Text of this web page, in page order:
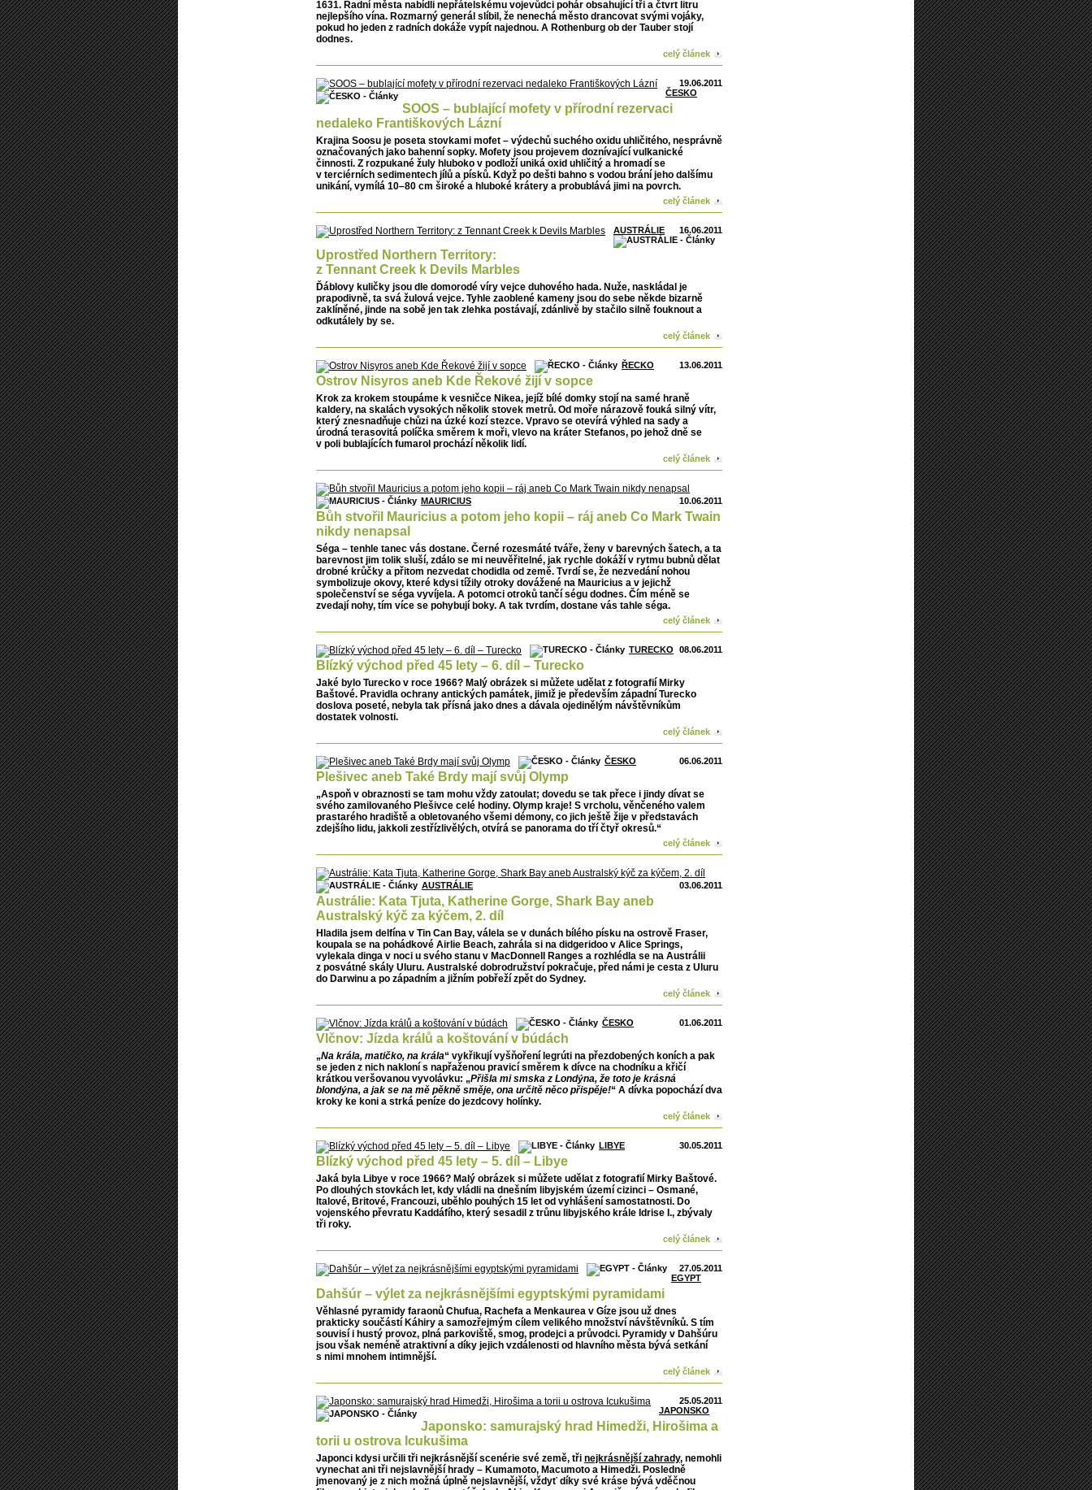
1631. Radní města nabídli nepřátelskému vojevůdci pohár obsahující tři a čtvrt litru
nejlepšího vína. Rozmarný generál slíbil, že nenechá město drancovat svými vojáky,
pokud ho jeden z radních dokáže vypít najednou. A Rothenburg ob der Tauber stojí
dodnes.
celý článek
19.06.2011
ČESKO
SOOS – bublající mofety v přírodní rezervaci
nedaleko Františkových Lázní
Krajina Soosu je poseta stovkami mofet – výdechů suchého oxidu uhličitého, nesprávně
označovaných jako bahenní sopky. Mofety jsou projevem doznívající vulkanické
činnosti. Z rozpukané žuly hluboko v podloží uniká oxid uhličitý a hromadí se
v terciérních sedimentech jílů a písků. Když po dešti bahno s vodou brání jeho dalšímu
unikání, vymílá 10–80 cm široké a hluboké krátery a probublává jimi na povrch.
celý článek
16.06.2011
AUSTRÁLIE
Uprostřed Northern Territory:
z Tennant Creek k Devils Marbles
Ďáblovy kuličky jsou dle domorodé víry vejce duhového hada. Nuže, naskládal je
prapodivně, ta svá žulová vejce. Tyhle zaoblené kameny jsou do sebe někde bizarně
zaklíněné, jinde na sobě jen tak zlehka postávají, zdánlivě by stačilo silně fouknout a
odkutálely by se.
celý článek
13.06.2011
ŘECKO
Ostrov Nisyros aneb Kde Řekové žijí v sopce
Krok za krokem stoupáme k vesničce Nikea, jejíž bílé domky stojí na samé hraně
kaldery, na skalách vysokých několik stovek metrů. Od moře nárazově fouká silný vítr,
který znesnadňuje chůzi na úzké kozí stezce. Vpravo se otevírá výhled na sady a
úrodná terasovitá políčka směrem k moři, vlevo na kráter Stefanos, po jehož dně se
v poli bublajících fumarol prochází několik lidí.
celý článek
10.06.2011
MAURICIUS
Bůh stvořil Mauricius a potom jeho kopii – ráj aneb Co Mark Twain
nikdy nenapsal
Séga – tenhle tanec vás dostane. Černé rozesmáté tváře, ženy v barevných šatech, a ta
barevnost jim tolik sluší, zdálo se mi neuvěřitelné, jak rychle dokáží v rytmu bubnů dělat
drobné krůčky a přitom nezvedat chodidla od země. Tvrdí se, že nezvedání nohou
symbolizuje okovy, které kdysi tížily otroky dovážené na Mauricius a v jejichž
společenství se séga vyvíjela. A potomci otroků tančí ségu dodnes. Čím méně se
zvedají nohy, tím více se pohybují boky. A tak tvrdím, dostane vás tahle séga.
celý článek
08.06.2011
TURECKO
Blízký východ před 45 lety – 6. díl – Turecko
Jaké bylo Turecko v roce 1966? Malý obrázek si můžete udělat z fotografií Mirky
Baštové. Pravidla ochrany antických památek, jimiž je především západní Turecko
doslova poseté, nebyla tak přísná jako dnes a dávala ojedinělým návštěvníkům
dostatek volnosti.
celý článek
06.06.2011
ČESKO
Plešivec aneb Také Brdy mají svůj Olymp
„Aspoň v obraznosti se tam mohu vždy zatoulat; dovedu se tak přece i jindy dívat se
svého zamilovaného Plešivce celé hodiny. Olymp kraje! S vrcholu, věnčeného valem
prastarého hradiště a obletovaného všemi démony, co jich ještě žije v představách
zdejšího lidu, jakkoli zestřízlivělých, otvírá se panorama do tří čtyř okresů.“
celý článek
03.06.2011
AUSTRÁLIE
Austrálie: Kata Tjuta, Katherine Gorge, Shark Bay aneb
Australský kýč za kýčem, 2. díl
Hladila jsem delfína v Tin Can Bay, válela se v dunách bílého písku na ostrově Fraser,
koupala se na pohádkové Airlie Beach, zahrála si na didgeridoo v Alice Springs,
vylekala dinga v noci u svého stanu v MacDonnell Ranges a rozhlédla se na Austrálii
z posvátné skály Uluru. Australské dobrodružství pokračuje, před námi je cesta z Uluru
do Darwinu a po západním a jižním pobřeží zpět do Sydney.
celý článek
01.06.2011
ČESKO
Vlčnov: Jízda králů a koštování v búdách
„Na krála, matičko, na krála“ vykřikují vyšňoření legrúti na přezdobených koních a pak
se jeden z nich nakloní s napřaženou pravicí směrem k dívce na chodníku a křičí
krátkou veršovanou vyvolávku: „Přišla mi smska z Londýna, že toto je krásná
blondýna, a jak se na mě pěkně směje, ona určitě něco přispěje!“ A dívka popochází dva
kroky ke koni a strká peníze do jezdcovy holínky.
celý článek
30.05.2011
LIBYE
Blízký východ před 45 lety – 5. díl – Libye
Jaká byla Libye v roce 1966? Malý obrázek si můžete udělat z fotografií Mirky Baštové.
Po dlouhých stovkách let, kdy vládli na dnešním libyjském území cizinci – Osmané,
Italové, Britové, Francouzi, uběhlo pouhých 15 let od vyhlášení samostatnosti. Do
vojenského převratu Kaddáfího, který sesadil z trůnu libyjského krále Idrise I., zbývaly
tři roky.
celý článek
27.05.2011
EGYPT
Dahšúr – výlet za nejkrásnějšími egyptskými pyramidami
Věhlasné pyramidy faraonů Chufua, Rachefa a Menkaurea v Gíze jsou už dnes
prakticky součástí Káhiry a samozřejmým cílem velikého množství návštěvníků. S tím
souvisí i hustý provoz, plná parkoviště, smog, prodejci a průvodci. Pyramidy v Dahšúru
jsou však neméně atraktivní a díky jejich vzdálenosti od hlavního města bývá setkání
s nimi mnohem intimnější.
celý článek
25.05.2011
JAPONSKO
Japonsko: samurajský hrad Himedži, Hirošima a
torii u ostrova Icukušima
Japonci kdysi určili tři nejkrásnější scenérie své země, tři nejkrásnější zahrady, nemohli
vynechat ani tři nejslavnější hrady – Kumamoto, Macumoto a Himedži. Posledně
jmenovaný je z nich možná úplně nejslavnější, vždyť díky své kráse bývá vděčnou